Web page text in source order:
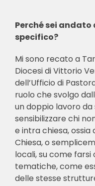
Perché sei andato
specifico?
Mi sono recato a
Diocesi di Vittorio
dell’Ufficio di
ruolo che svolgo
un doppio lavoro
sensibilizzare chi
e intra chiesa, ossia
Chiesa, o
locali, su come
tematiche, come
delle stesse